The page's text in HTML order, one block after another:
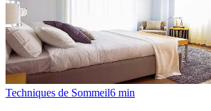
Techniques de Sommeil6 min